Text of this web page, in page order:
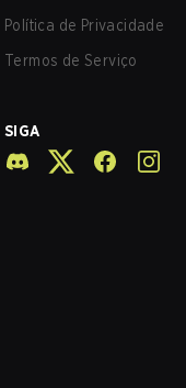
Política de Privacidade
Termos de Serviço
SIGA